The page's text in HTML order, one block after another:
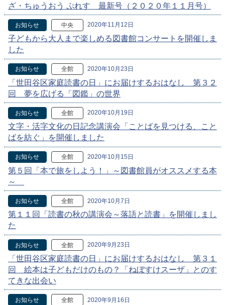
ざ・ちゅうおう ぷれす 最新号（２０２０年１１月号）
お知らせ 中央 2020年11月12日
子どもから大人まで楽しめる図書館コンサートを開催しま
した
お知らせ 全館 2020年10月23日
「世田谷区家庭読書の日」にお届けするおはなし 第３２
回 夢を広げる「図鑑」の世界
お知らせ 全館 2020年10月19日
文字・活字文化の日記念講演会「ことばを見つける、こと
ばを紡ぐ」を開催しました
お知らせ 全館 2020年10月15日
第５回「本で旅をしよう！」～図書館員がオススメする本
～
お知らせ 全館 2020年10月7日
第１１回「読書の秋の講演会～落語と読書」を開催しまし
た
お知らせ 全館 2020年9月23日
「世田谷区家庭読書の日」にお届けするおはなし 第３１
回 絵本は子どもだけのもの？「ねぼすけスーザ」とのす
てきな出会い
お知らせ 全館 2020年9月16日